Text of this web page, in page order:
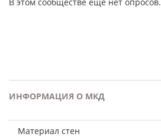
ИНФОРМАЦИЯ О МКД
Материал стен